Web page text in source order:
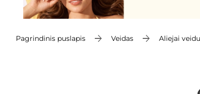
Pagrindinis puslapis Veidas Aliejai